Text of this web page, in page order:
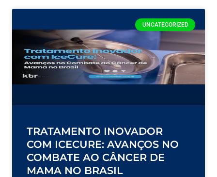
UNCATEGORIZED
TRATAMENTO INOVADOR
COM ICECURE: AVANÇOS NO
COMBATE AO CÂNCER DE
MAMA NO BRASIL